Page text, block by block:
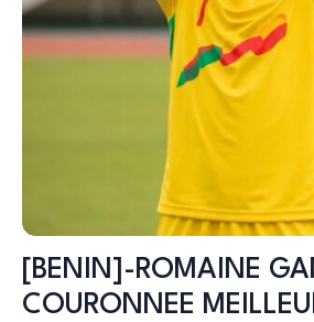
[BENIN]-ROMAINE
COURONNEE